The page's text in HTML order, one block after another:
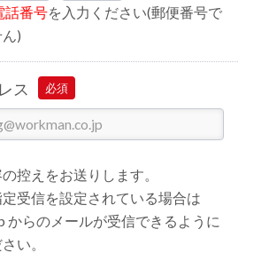
話番号を入力ください(郵便番号で
)
ス 必須
控えをお送りします。
受信を設定されている場合は
からのメールが受信できるように
い。